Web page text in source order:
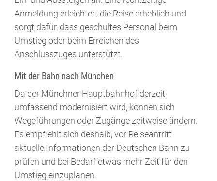
Anmeldung erleichtert die Reise erheblich und
sorgt dafür, dass geschultes Personal beim
Umstieg oder beim Erreichen des
Anschlusszuges unterstützt.
Mit der Bahn nach München
Da der Münchner Hauptbahnhof derzeit
umfassend modernisiert wird, können sich
Wegeführungen oder Zugänge zeitweise ändern.
Es empfiehlt sich deshalb, vor Reiseantritt
aktuelle Informationen der Deutschen Bahn zu
prüfen und bei Bedarf etwas mehr Zeit für den
Umstieg einzuplanen.